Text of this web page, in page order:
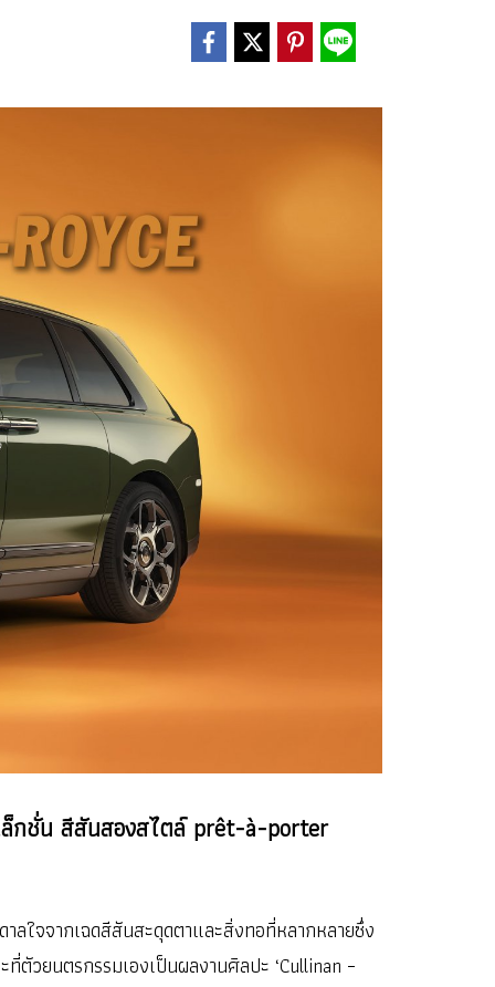
ล็กชั่น สีสันสองสไตล์ prêt-à-porter
ใจจากเฉดสีสันสะดุดตาและสิ่งทอที่หลากหลายซึ่ง
วยนตรกรรมเองเป็นผลงานศิลปะ ‘Cullinan –